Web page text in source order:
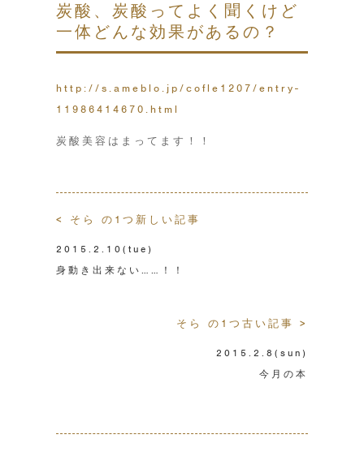
炭酸、炭酸ってよく聞くけど
一体どんな効果があるの？
http://s.ameblo.jp/cofle1207/entry-
11986414670.html
炭酸美容はまってます！！
< そら の1つ新しい記事
2015.2.10 (tue)
身動き出来ない……！！
そら の1つ古い記事 >
2015.2.8 (sun)
今月の本